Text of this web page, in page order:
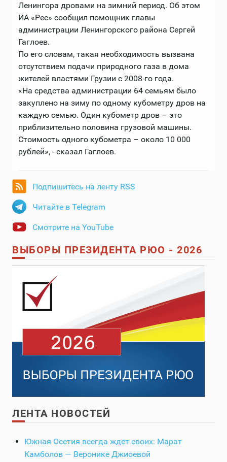
Ленингора дровами на зимний период. Об этом
ИА «Рес» сообщил помощник главы
администрации Ленингорского района Сергей
Гаглоев.
По его словам, такая необходимость вызвана
отсутствием подачи природного газа в дома
жителей властями Грузии с 2008-го года.
«На средства администрации 64 семьям было
закуплено на зиму по одному кубометру дров на
каждую семью. Один кубометр дров – это
приблизительно половина грузовой машины.
Стоимость одного кубометра – около 10 000
рублей», - сказал Гаглоев.
Подпишитесь на ленту RSS
Читайте в Telegram
Смотрите на YouTube
ВЫБОРЫ ПРЕЗИДЕНТА РЮО - 2026
ЛЕНТА НОВОСТЕЙ
Южная Осетия всегда ждет своих: Марат
Камболов — Веронике Джиоевой